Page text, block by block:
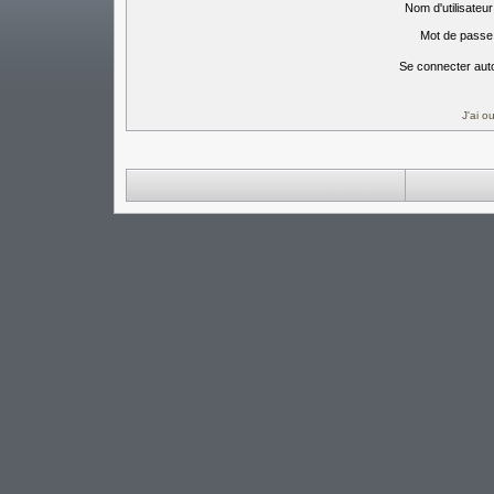
Nom
Mot de
Se connecter
J'ai